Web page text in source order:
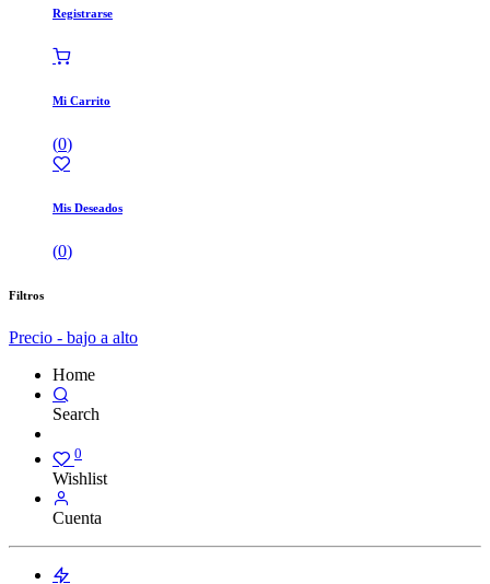
Registrarse
Mi Carrito
(0)
Mis Deseados
(0)
Filtros
Precio - bajo a alto
Home
Search
0
Wishlist
Cuenta